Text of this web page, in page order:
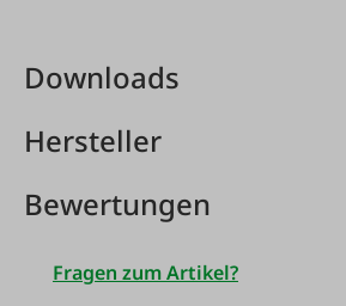
Downloads
Hersteller
Bewertungen
Fragen zum Artikel?